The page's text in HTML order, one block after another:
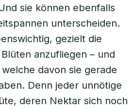
sie können ebenfalls
unterscheiden.
gezielt die
anzufliegen – und
davon sie gerade
Denn jeder unnötige
deren Nektar sich noch